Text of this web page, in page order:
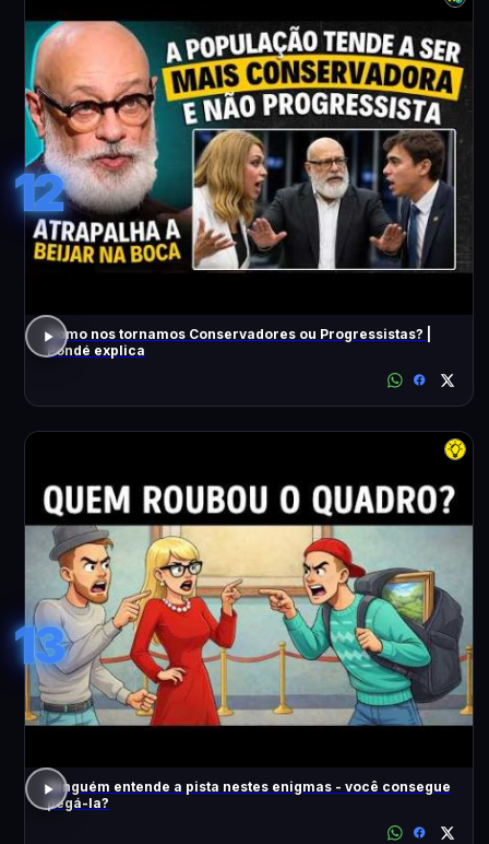
12
Como nos tornamos Conservadores ou Progressistas? |
Pondé explica
13
Ninguém entende a pista nestes enigmas - você consegue
pegá-la?